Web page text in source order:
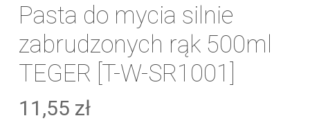
Pasta do mycia silnie
zabrudzonych rąk 500ml
TEGER [T-W-SR1001]
11,55 zł